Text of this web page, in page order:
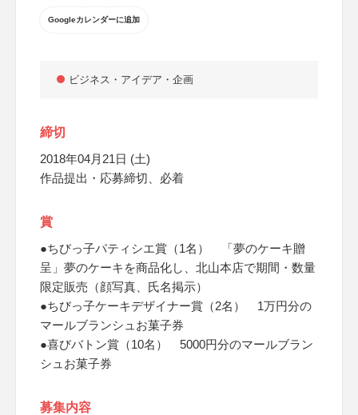
Googleカレンダーに追加
ビジネス・アイデア・企画
締切
2018年04月21日 (土)
作品提出・応募締切、必着
賞
●ちびっ子パティシエ賞（1名） 「夢のケーキ贈
呈」夢のケーキを商品化し、北山本店で期間・数量
限定販売（顔写真、氏名掲示）
●ちびっ子ケーキデザイナー賞（2名） 1万円分の
マールブランシュお菓子券
●喜びバトン賞（10名） 5000円分のマールブラン
シュお菓子券
募集内容